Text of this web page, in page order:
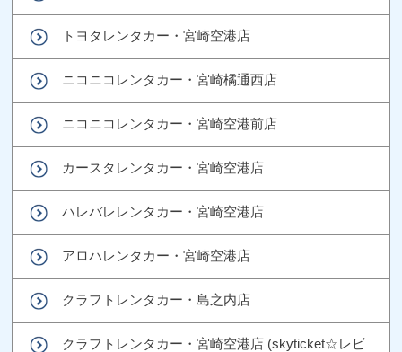
トヨタレンタカー・宮崎空港店
ニコニコレンタカー・宮崎橘通西店
ニコニコレンタカー・宮崎空港前店
カースタレンタカー・宮崎空港店
ハレバレレンタカー・宮崎空港店
アロハレンタカー・宮崎空港店
クラフトレンタカー・島之内店
クラフトレンタカー・宮崎空港店 (skyticket☆レビ